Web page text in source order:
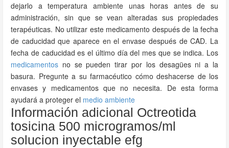
dejarlo a temperatura ambiente unas horas antes de su
administración, sin que se vean alteradas sus propiedades
terapéuticas. No utilizar este medicamento después de la fecha
de caducidad que aparece en el envase después de CAD. La
fecha de caducidad es el último día del mes que se indica. Los
medicamentos no se pueden tirar por los desagües ni a la
basura. Pregunte a su farmacéutico cómo deshacerse de los
envases y medicamentos que no necesita. De esta forma
ayudará a proteger el medio ambiente
Información adicional Octreotida
tosicina 500 microgramos/ml
solucion inyectable efg